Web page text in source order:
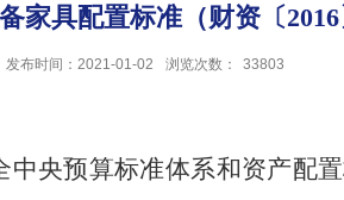
家具配置标准（财资〔2016
发布时间：2021-01-02 浏览次数： 33803
央预算标准体系和资产配